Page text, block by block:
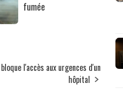
fumée
l'accès aux urgences d'un
hôpital